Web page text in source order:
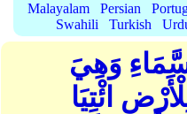
Malayalam
Persian
Swahili
Turkish
وَهِيَ
ائْتِيَا